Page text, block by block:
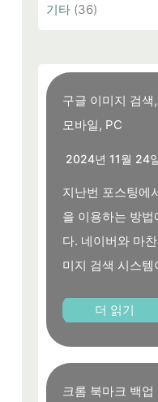
기타 (36)
구글 이미지 검
모바일, PC
2024년 11월 24
지난번 포스팅에
을 이용하는 방
다. 네이버와 마
미지 검색 시스템
더 읽기
크롬 북마크 백